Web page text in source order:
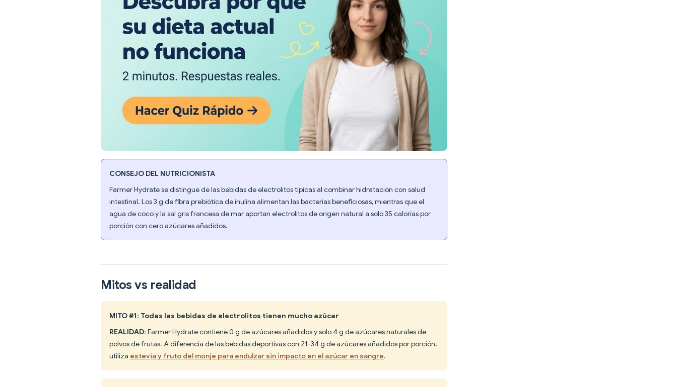
CONSEJO DEL NUTRICIONISTA
Farmer Hydrate se distingue de las bebidas de electrolitos típicas al combinar hidratación con salud
intestinal. Los 3 g de fibra prebiótica de inulina alimentan las bacterias beneficiosas, mientras que el
agua de coco y la sal gris francesa de mar aportan electrolitos de origen natural a solo 35 calorías por
porción con cero azúcares añadidos.
Mitos vs realidad
MITO #1: Todas las bebidas de electrolitos tienen mucho azúcar
REALIDAD: Farmer Hydrate contiene 0 g de azúcares añadidos y solo 4 g de azúcares naturales de
polvos de frutas. A diferencia de las bebidas deportivas con 21-34 g de azúcares añadidos por porción,
utiliza estevia y fruto del monje para endulzar sin impacto en el azúcar en sangre.